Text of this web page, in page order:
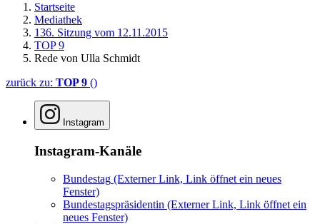
Startseite
Mediathek
136. Sitzung vom 12.11.2015
TOP 9
Rede von Ulla Schmidt
zurück zu: TOP 9 ()
Instagram
Instagram-Kanäle
Bundestag (Externer Link, Link öffnet ein neues
Fenster)
Bundestagspräsidentin (Externer Link, Link öffnet ein
neues Fenster)